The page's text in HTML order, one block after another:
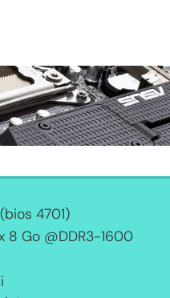
4701)
8 Go @DDR3-1600